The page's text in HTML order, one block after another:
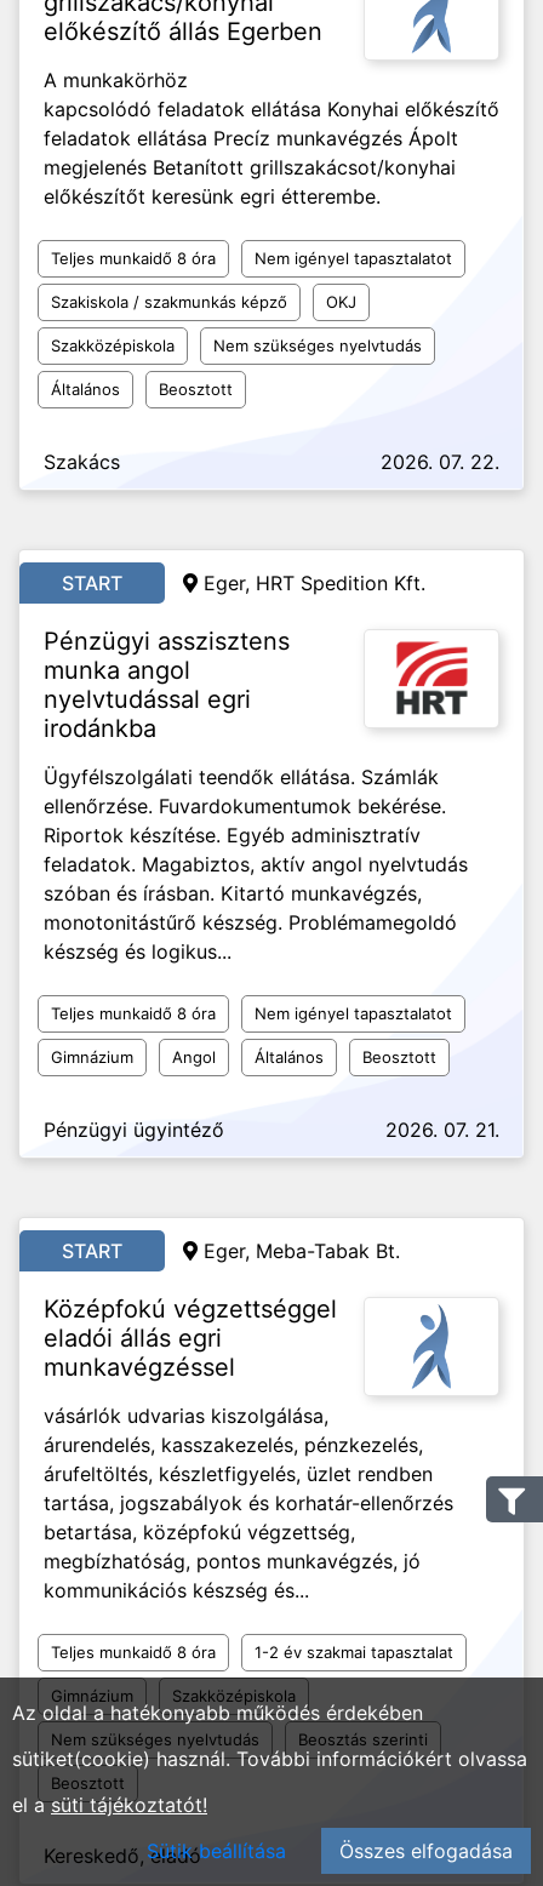
előkészítő állás Egerben
A munkakörhöz
kapcsolódó feladatok ellátása Konyhai előkészítő
feladatok ellátása Precíz munkavégzés Ápolt
megjelenés Betanított grillszakácsot/konyhai
előkészítőt keresünk egri étterembe.
Teljes munkaidő 8 óra Nem igényel tapasztalatot
Szakiskola / szakmunkás képző OKJ
Szakközépiskola Nem szükséges nyelvtudás
Általános Beosztott
Szakács 2026. 07. 22.
START Eger, HRT Spedition Kft.
Pénzügyi asszisztens
munka angol
nyelvtudással egri
irodánkba
Ügyfélszolgálati teendők ellátása. Számlák
ellenőrzése. Fuvardokumentumok bekérése.
Riportok készítése. Egyéb adminisztratív
feladatok. Magabiztos, aktív angol nyelvtudás
szóban és írásban. Kitartó munkavégzés,
monotonitástűrő készség. Problémamegoldó
készség és logikus...
Teljes munkaidő 8 óra Nem igényel tapasztalatot
Gimnázium Angol Általános Beosztott
Pénzügyi ügyintéző 2026. 07. 21.
START Eger, Meba-Tabak Bt.
Középfokú végzettséggel
eladói állás egri
munkavégzéssel
vásárlók udvarias kiszolgálása,
árurendelés, kasszakezelés, pénzkezelés,
árufeltöltés, készletfigyelés, üzlet rendben
tartása, jogszabályok és korhatár-ellenőrzés
betartása, középfokú végzettség,
megbízhatóság, pontos munkavégzés, jó
kommunikációs készség és...
Teljes munkaidő 8 óra 1-2 év szakmai tapasztalat
Gimnázium Szakközépiskola
Nem szükséges nyelvtudás Beosztás szerinti
Beosztott
Kereskedő, eladó 2026. 07. 20.
Az oldal a hatékonyabb működés érdekében
sütiket(cookie) használ. További információkért olvassa
el asüti tájékoztatót!
Sütik beállítása
Összes elfogadása